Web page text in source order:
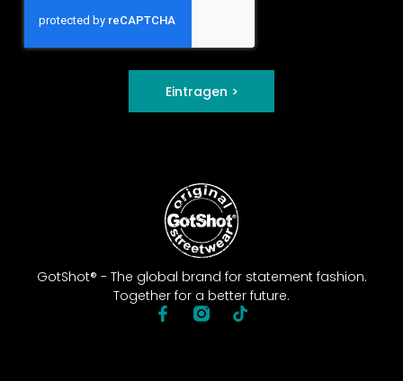
GotShot® - The global brand for statement fashion.
Together for a better future.
Eintragen >